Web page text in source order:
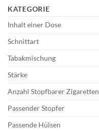
KATEGORIE
Inhalt einer Dose
Schnittart
Tabakmischung
Stärke
Anzahl Stopfbarer Zigaretten
Passender Stopfer
Passende Hülsen